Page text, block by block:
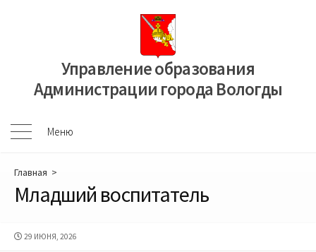
Управление образования
Администрации города Вологды
Меню
Меню
Главная >
Младший воспитатель
ДАТА
29 ИЮНЯ, 2026